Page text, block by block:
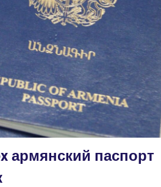
армянский паспорт